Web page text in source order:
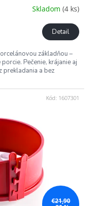
Skladom (4 ks)
Detail
základňou –
Pečenie, krájanie aj
prekladania a bez
€21,90
Kód: 1607301